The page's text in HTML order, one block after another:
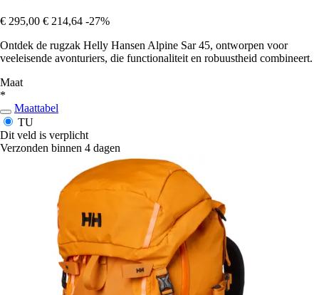
€ 295,00 € 214,64 -27%
Ontdek de rugzak Helly Hansen Alpine Sar 45, ontworpen voor
veeleisende avonturiers, die functionaliteit en robuustheid combineert.
Maat
*
Maattabel
TU
Dit veld is verplicht
Verzonden binnen 4 dagen